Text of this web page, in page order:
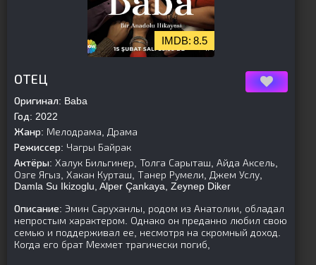
8.5
ОТЕЦ
Оригинал: Baba
Год: 2022
Жанр: Мелодрама, Драма
Режиссер: Чагры Байрак
Актёры: Халук Бильгинер, Толга Сарыташ, Айда Аксель,
Озге Ягыз, Хакан Курташ, Танер Румели, Джем Услу,
Damla Su Ikizoglu, Alper Çankaya, Zeynep Diker
Описание: Эмин Саруханлы, родом из Анатолии, обладал
непростым характером. Однако он преданно любил свою
семью и поддерживал ее, несмотря на скромный доход.
Когда его брат Мехмет трагически погиб,